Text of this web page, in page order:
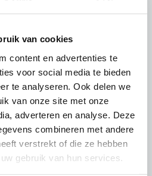
van cookies
content en advertenties te
voor social media te bieden
te analyseren. Ook delen we
van onze site met onze
adverteren en analyse. Deze
combineren met andere
verstrekt of die ze hebben
gebruik van hun services.
Bodycheck